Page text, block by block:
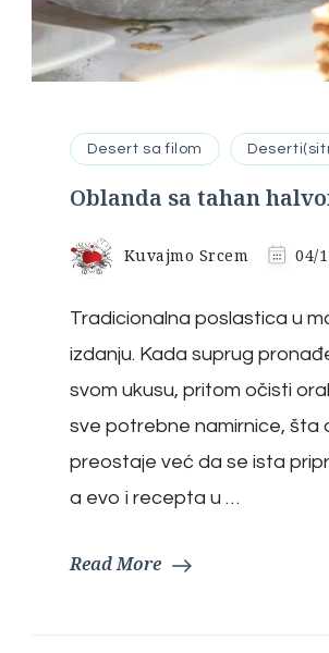
Desert sa filom
Oblanda sa tahan
Kuvajmo Srcem 04/
Tradicionalna poslastica u
izdanju. Kada suprug
svom ukusu, pritom očisti
sve potrebne namirnice, šta
preostaje već da se ista
a evo i recepta u …
Read More